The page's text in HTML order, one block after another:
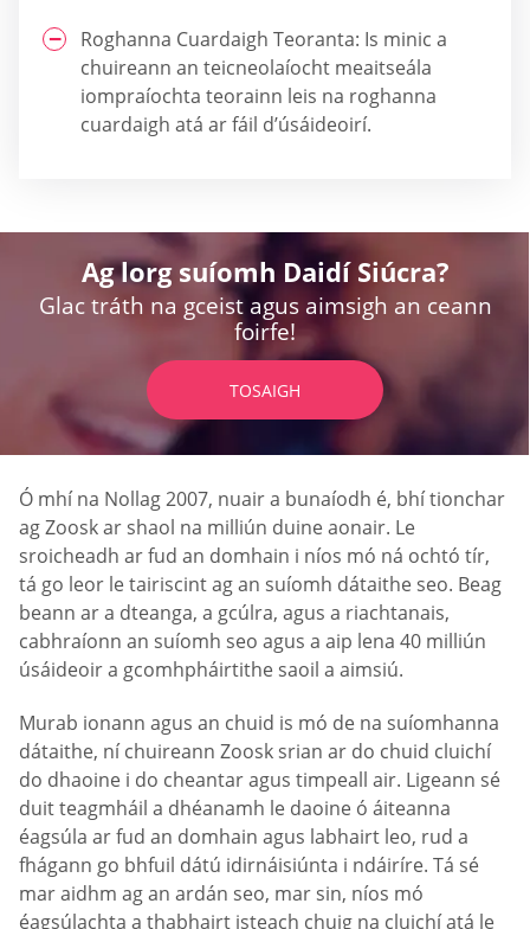
Roghanna Cuardaigh Teoranta: Is minic a
chuireann an teicneolaíocht meaitseála
iompraíochta teorainn leis na roghanna
cuardaigh atá ar fáil d’úsáideoirí.
Ag lorg suíomh Daidí Siúcra?
Glac tráth na gceist agus aimsigh an ceann
foirfe!
TOSAIGH
Ó mhí na Nollag 2007, nuair a bunaíodh é, bhí tionchar
ag Zoosk ar shaol na milliún duine aonair. Le
sroicheadh ar fud an domhain i níos mó ná ochtó tír,
tá go leor le tairiscint ag an suíomh dátaithe seo. Beag
beann ar a dteanga, a gcúlra, agus a riachtanais,
cabhraíonn an suíomh seo agus a aip lena 40 milliún
úsáideoir a gcomhpháirtithe saoil a aimsiú.
Murab ionann agus an chuid is mó de na suíomhanna
dátaithe, ní chuireann Zoosk srian ar do chuid cluichí
do dhaoine i do cheantar agus timpeall air. Ligeann sé
duit teagmháil a dhéanamh le daoine ó áiteanna
éagsúla ar fud an domhain agus labhairt leo, rud a
fhágann go bhfuil dátú idirnáisiúnta i ndáiríre. Tá sé
mar aidhm ag an ardán seo, mar sin, níos mó
éagsúlachta a thabhairt isteach chuig na cluichí atá le